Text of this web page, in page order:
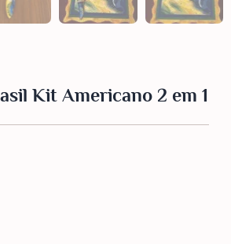
Kit Americano 2 em 1